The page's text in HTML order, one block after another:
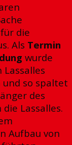
die
Als Termin
wurde
so spaltet
des
Lassalles.
Aufbau von